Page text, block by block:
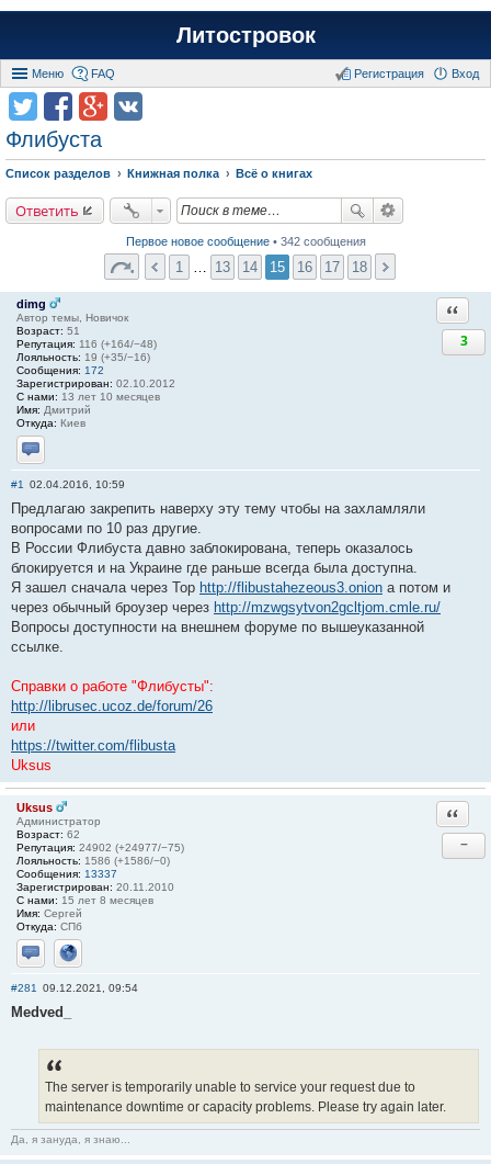
Литостровок
Меню FAQ Вход
Регистрация
Флибуста
Список разделов Книжная полка Всё о книгах
Ответить
Первое новое сообщение• 342 сообщения
1 13 14 15 16 17 18
dimg
Автор темы, Новичок
Возраст: 51
Репутация: 116 (+164/−48)
Лояльность: 19 (+35/−16)
Сообщения: 172
Зарегистрирован: 02.10.2012
С нами: 13 лет 10 месяцев
Имя: Дмитрий
Откуда: Киев
Отправить личное сообщение
3
#1 02.04.2016, 10:59
Предлагаю закрепить наверху эту тему чтобы на захламляли
вопросами по 10 раз другие.
В России Флибуста давно заблокирована, теперь оказалось
блокируется и на Украине где раньше всегда была доступна.
Я зашел сначала через Тор http://flibustahezeous3.onion а потом и
через обычный броузер через http://mzwgsytvon2gcltjom.cmle.ru/
Вопросы доступности на внешнем форуме по вышеуказанной
ссылке.
Справки о работе "Флибусты":
http://librusec.ucoz.de/forum/26
или
https://twitter.com/flibusta
Uksus
Uksus
Администратор
Возраст: 62
Репутация: 24902 (+24977/−75)
Лояльность: 1586 (+1586/−0)
Сообщения: 13337
Зарегистрирован: 20.11.2010
С нами: 15 лет 8 месяцев
Имя: Сергей
Откуда: СПб
Отправить личное сообщение
Сайт
−
#281 09.12.2021, 09:54
Medved_
The server is temporarily unable to service your request due to
maintenance downtime or capacity problems. Please try again later.
Да, я зануда, я знаю...